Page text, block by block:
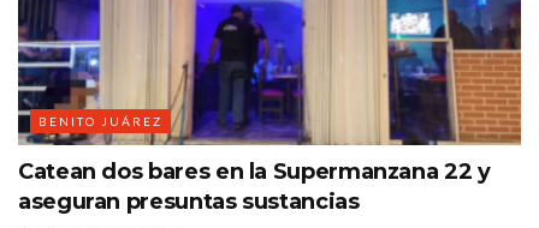
BENITO JUÁREZ
Catean dos bares en la Supermanzana 22 y
aseguran presuntas sustancias